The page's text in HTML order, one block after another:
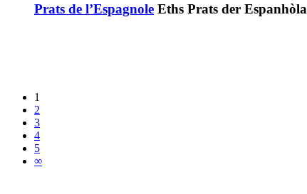
Prats de l’Espagnole Eths Prats der Espanhòla
1
2
3
4
5
∞